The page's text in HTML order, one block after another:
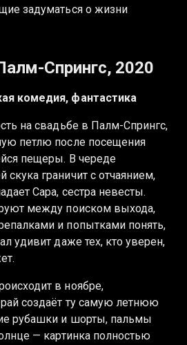
задуматься о жизни
Спрингс, 2020
комедия, фантастика
на свадьбе в Палм-Спрингс,
петлю после посещения
пещеры. В череде
граничит с отчаянием,
Сара, сестра невесты.
между поиском выхода,
и попытками понять,
удивит даже тех, кто уверен,
в ноябре,
создаёт ту самую летнюю
рубашки и шорты, пальмы
— картинка полностью